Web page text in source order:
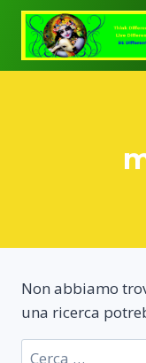
Salta
contenuto
Non abbiamo
una ricerca
Ricerca